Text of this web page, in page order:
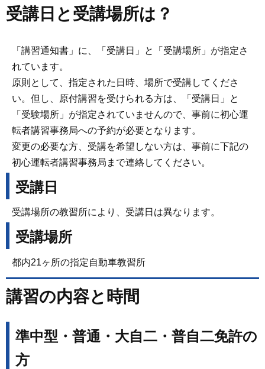
受講日と受講場所は？
「講習通知書」に、「受講日」と「受講場所」が指定さ
れています。
原則として、指定された日時、場所で受講してくださ
い。但し、原付講習を受けられる方は、「受講日」と
「受験場所」が指定されていませんので、事前に初心運
転者講習事務局への予約が必要となります。
変更の必要な方、受講を希望しない方は、事前に下記の
初心運転者講習事務局まで連絡してください。
受講日
受講場所の教習所により、受講日は異なります。
受講場所
都内21ヶ所の指定自動車教習所
講習の内容と時間
準中型・普通・大自二・普自二免許の
方